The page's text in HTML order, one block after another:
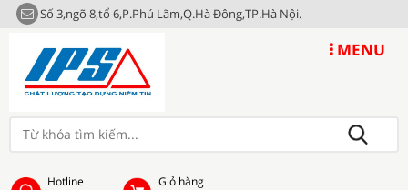
Số 3,ngõ 8,tổ 6,P.Phú Lãm,Q.Hà Đông,TP.Hà Nội.
MENU
Hotline Giỏ hàng